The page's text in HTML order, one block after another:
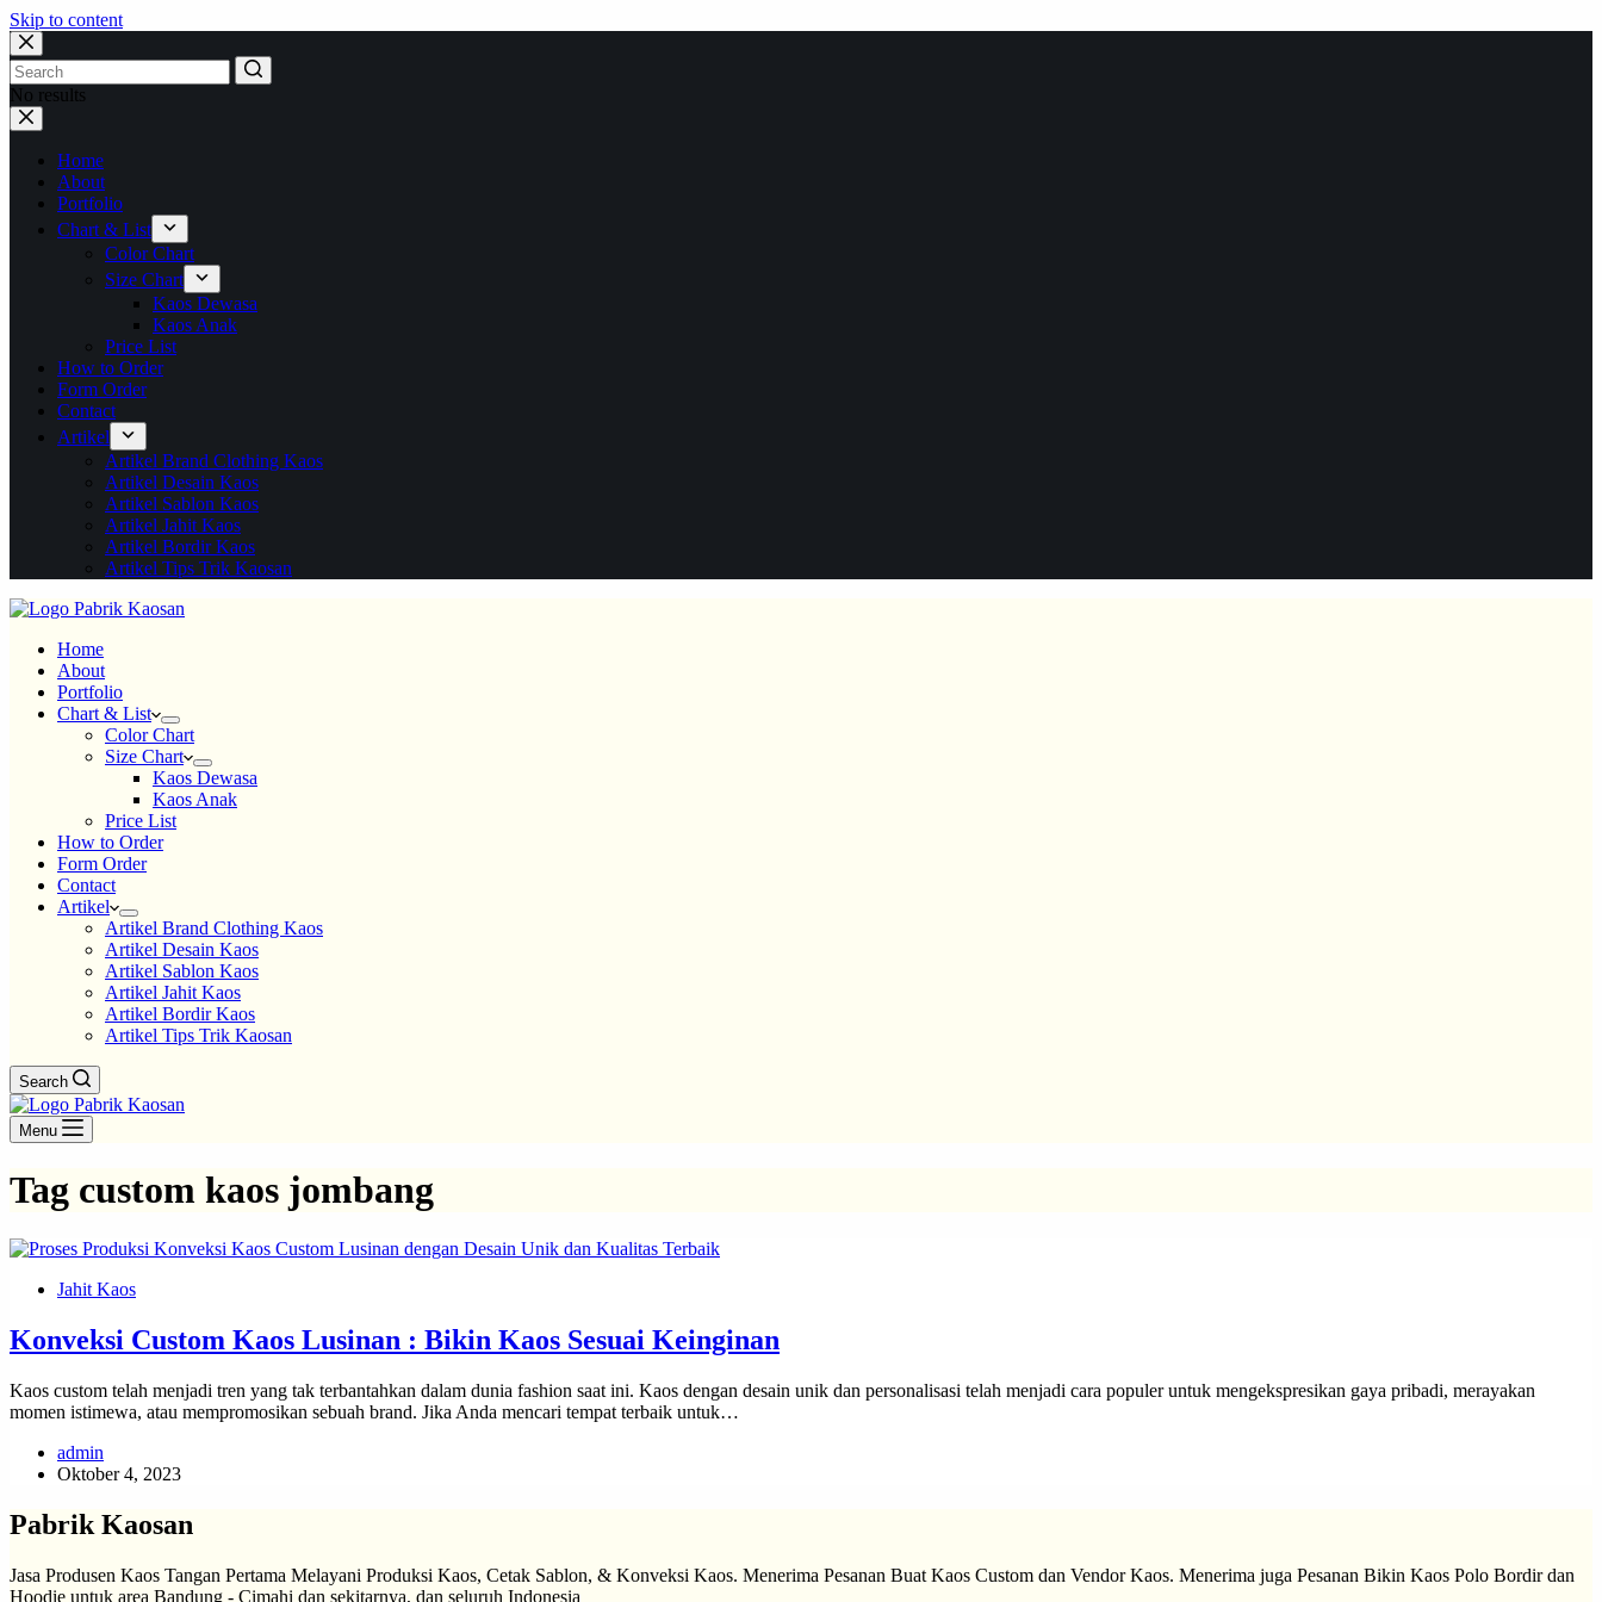
Skip to content
No results
Home
About
Portfolio
Chart & List
Color Chart
Size Chart
Kaos Dewasa
Kaos Anak
Price List
How to Order
Form Order
Contact
Artikel
Artikel Brand Clothing Kaos
Artikel Desain Kaos
Artikel Sablon Kaos
Artikel Jahit Kaos
Artikel Bordir Kaos
Artikel Tips Trik Kaosan
Home
About
Portfolio
Chart & List
Color Chart
Size Chart
Kaos Dewasa
Kaos Anak
Price List
How to Order
Form Order
Contact
Artikel
Artikel Brand Clothing Kaos
Artikel Desain Kaos
Artikel Sablon Kaos
Artikel Jahit Kaos
Artikel Bordir Kaos
Artikel Tips Trik Kaosan
Search
Menu
Tag custom kaos jombang
Jahit Kaos
Konveksi Custom Kaos Lusinan : Bikin Kaos Sesuai Keinginan
Kaos custom telah menjadi tren yang tak terbantahkan dalam dunia fashion saat ini. Kaos dengan desain unik dan personalisasi telah menjadi cara populer untuk mengekspresikan gaya pribadi, merayakan
momen istimewa, atau mempromosikan sebuah brand. Jika Anda mencari tempat terbaik untuk…
admin
Oktober 4, 2023
Pabrik Kaosan
Jasa Produsen Kaos Tangan Pertama Melayani Produksi Kaos, Cetak Sablon, & Konveksi Kaos. Menerima Pesanan Buat Kaos Custom dan Vendor Kaos. Menerima juga Pesanan Bikin Kaos Polo Bordir dan
Hoodie untuk area Bandung - Cimahi dan sekitarnya, dan seluruh Indonesia